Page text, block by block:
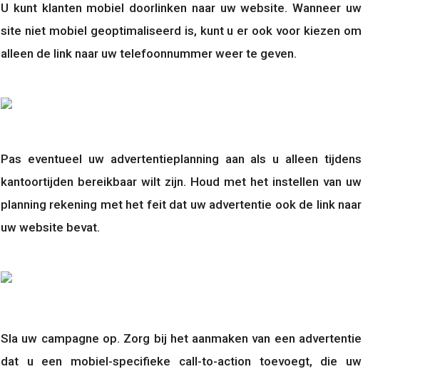
U kunt klanten mobiel doorlinken naar uw website. Wanneer uw
site niet mobiel geoptimaliseerd is, kunt u er ook voor kiezen om
alleen de link naar uw telefoonnummer weer te geven.
Pas eventueel uw advertentieplanning aan als u alleen tijdens
kantoortijden bereikbaar wilt zijn. Houd met het instellen van uw
planning rekening met het feit dat uw advertentie ook de link naar
uw website bevat.
Sla uw campagne op. Zorg bij het aanmaken van een advertentie
dat u een mobiel-specifieke call-to-action toevoegt, die uw